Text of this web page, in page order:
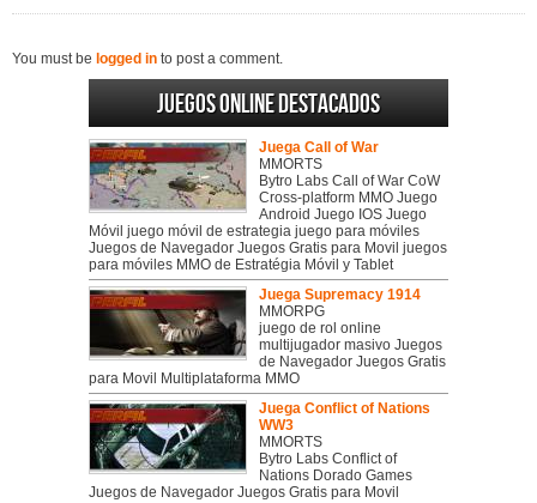
You must be logged in to post a comment.
Juegos online destacados
Juega Call of War
MMORTS
Bytro Labs Call of War CoW
Cross-platform MMO Juego
Android Juego IOS Juego
Móvil juego móvil de estrategia juego para móviles
Juegos de Navegador Juegos Gratis para Movil juegos
para móviles MMO de Estratégia Móvil y Tablet
Juega Supremacy 1914
MMORPG
juego de rol online
multijugador masivo Juegos
de Navegador Juegos Gratis
para Movil Multiplataforma MMO
Juega Conflict of Nations
WW3
MMORTS
Bytro Labs Conflict of
Nations Dorado Games
Juegos de Navegador Juegos Gratis para Movil